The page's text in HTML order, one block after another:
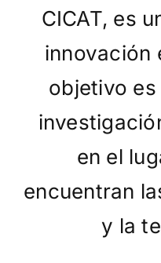
CICAT, es
innovación
objetivo
en el
encuentran
y la